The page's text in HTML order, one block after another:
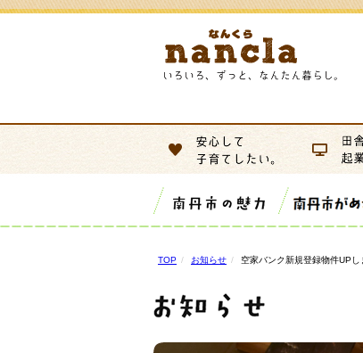
TOP お知らせ 空家バンク新規登録物件UPし